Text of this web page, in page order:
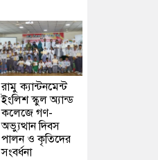
রামু ক্যান্টনমেন্ট
ইংলিশ স্কুল অ্যান্ড
কলেজে গণ-
অভ্যুত্থান দিবস
পালন ও কৃতিদের
সংবর্ধনা